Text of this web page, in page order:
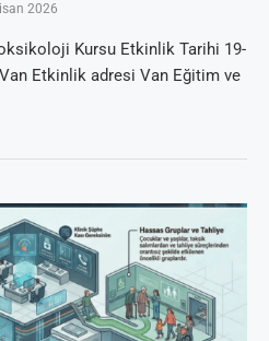
2026
Kursu Etkinlik Tarihi 19-
Etkinlik adresi Van Eğitim ve